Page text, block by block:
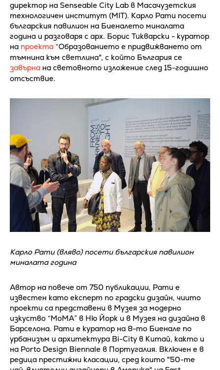
директор на Senseable City Lab в Масачузетския
технологичен институт (MIT). Карло Рати посети
българския павилион на Биеналето миналата
година и разговаря с арх. Борис Тикварски - куратор
на проекта “Образованието е придвижването от
тъмнина към светлина", с който България се
завърна на световното изложение след 15-годишно
отсъствие.
Карло Рати (вляво) посети българския павилион
миналата година
Автор на повече от 750 публикации, Рати е
известен като експерт по градски дизайн, чиито
проекти са представени в Музея за модерно
изкуство “MoMA” в Ню Йорк и в Музея на дизайна в
Барселона. Рати е куратор на 8-то Биенале по
урбанизъм и архитектура Bi-City в Китай, както и
на Porto Design Biennale в Португалия. Включен е в
редица престижни класации, сред които "50-те